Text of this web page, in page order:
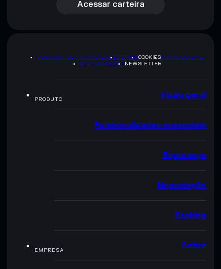
Acessar carteira
POLÍTICA DE PRIVACIDADETERMSCOOKIESMAPA DO SITE
KIT DA MARCA NEWSLETTER
PRODUTO Visão geral
Funcionalidades essenciais
Segurança
Negociação
Staking
EMPRESA Sobre